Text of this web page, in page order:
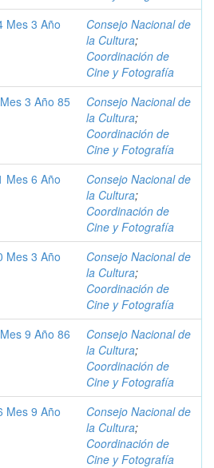
Mes 3 Año
Consejo Nacional de
la Cultura;
Coordinación de
Cine y Fotografía
3 Año 85
Consejo Nacional de
la Cultura;
Coordinación de
Cine y Fotografía
Mes 6 Año
Consejo Nacional de
la Cultura;
Coordinación de
Cine y Fotografía
Mes 3 Año
Consejo Nacional de
la Cultura;
Coordinación de
Cine y Fotografía
9 Año 86
Consejo Nacional de
la Cultura;
Coordinación de
Cine y Fotografía
Mes 9 Año
Consejo Nacional de
la Cultura;
Coordinación de
Cine y Fotografía